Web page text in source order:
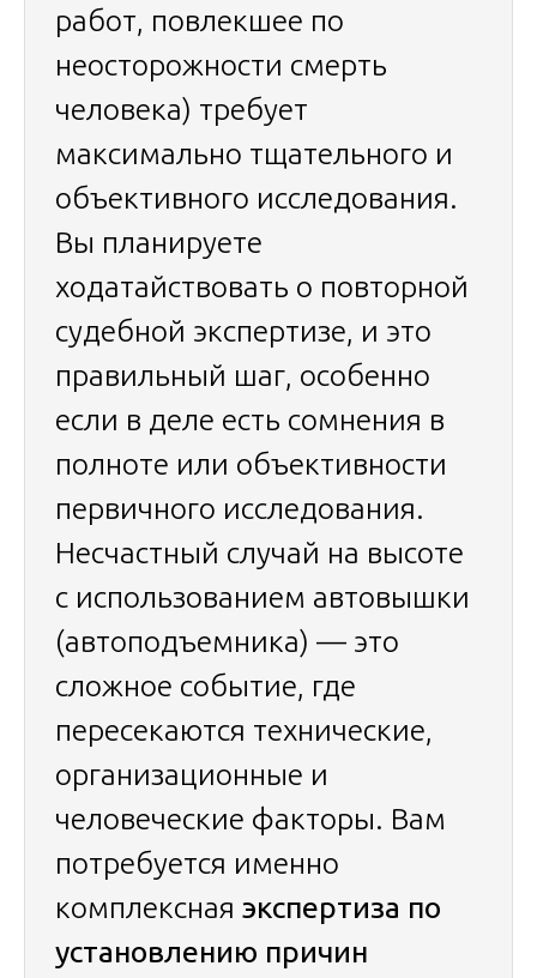
работ, повлекшее по
неосторожности смерть
человека) требует
максимально тщательного и
объективного исследования.
Вы планируете
ходатайствовать о повторной
судебной экспертизе, и это
правильный шаг, особенно
если в деле есть сомнения в
полноте или объективности
первичного исследования.
Несчастный случай на высоте
с использованием автовышки
(автоподъемника) — это
сложное событие, где
пересекаются технические,
организационные и
человеческие факторы. Вам
потребуется именно
комплексная экспертиза по
установлению причин